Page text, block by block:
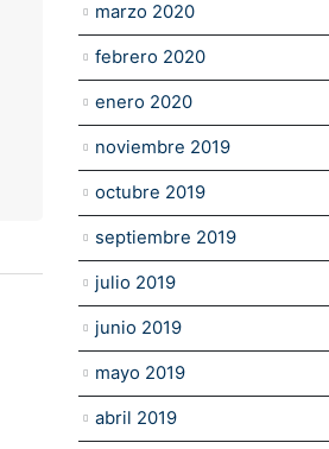
marzo 2020
febrero 2020
enero 2020
noviembre 2019
octubre 2019
septiembre 2019
julio 2019
junio 2019
mayo 2019
abril 2019